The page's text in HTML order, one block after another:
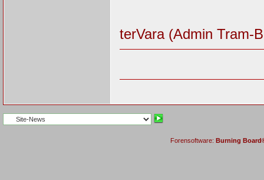
terVara (Admin Tram-
Forensoftware: Burning